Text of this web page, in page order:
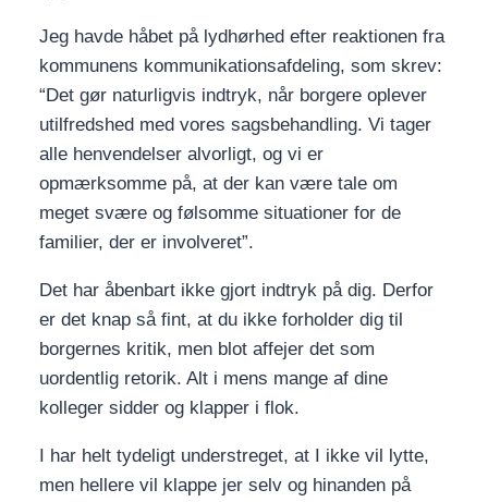
Jeg havde håbet på lydhørhed efter reaktionen fra
kommunens kommunikationsafdeling, som skrev:
“Det gør naturligvis indtryk, når borgere oplever
utilfredshed med vores sagsbehandling. Vi tager
alle henvendelser alvorligt, og vi er
opmærksomme på, at der kan være tale om
meget svære og følsomme situationer for de
familier, der er involveret”.
Det har åbenbart ikke gjort indtryk på dig. Derfor
er det knap så fint, at du ikke forholder dig til
borgernes kritik, men blot affejer det som
uordentlig retorik. Alt i mens mange af dine
kolleger sidder og klapper i flok.
I har helt tydeligt understreget, at I ikke vil lytte,
men hellere vil klappe jer selv og hinanden på